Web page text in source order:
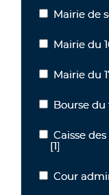
Mairie de
Mairie de
Mairie du 16e
Mairie du
Mairie du 17e
Mairie du
Bourse du travail
Bourse du
Caisse des
Caisse
[1]
CourCour